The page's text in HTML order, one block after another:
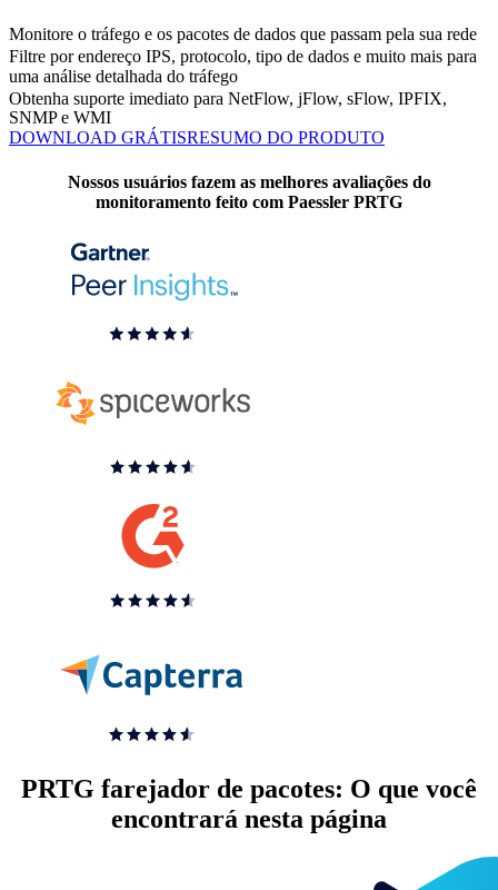
Monitore o tráfego e os pacotes de dados que passam pela sua rede
Filtre por endereço IPS, protocolo, tipo de dados e muito mais para
uma análise detalhada do tráfego
Obtenha suporte imediato para NetFlow, jFlow, sFlow, IPFIX,
SNMP e WMI
DOWNLOAD GRÁTISRESUMO DO PRODUTO
Nossos usuários fazem as melhores avaliações do
monitoramento feito com Paessler PRTG
PRTG farejador de pacotes: O que você
encontrará nesta página